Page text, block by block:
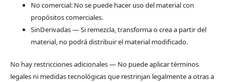
No comercial: No se puede hacer uso del material con
propósitos comerciales.
SinDerivadas — Si remezcla, transforma o crea a partir del
material, no podrá distribuir el material modificado.
No hay restricciones adicionales — No puede aplicar términos
legales ni medidas tecnológicas que restrinjan legalmente a otras a